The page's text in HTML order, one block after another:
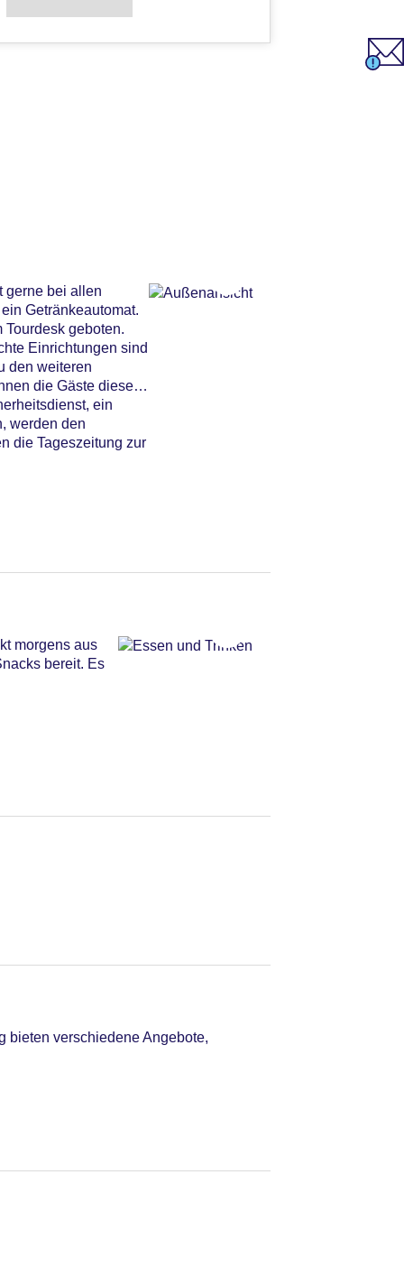
gerne bei allen
Getränkeautomat.
geboten.
Einrichtungen sind
den weiteren
die Gäste dieses
ein
werden den
die Tageszeitung zur
morgens aus
bereit. Es
bieten verschiedene Angebote,